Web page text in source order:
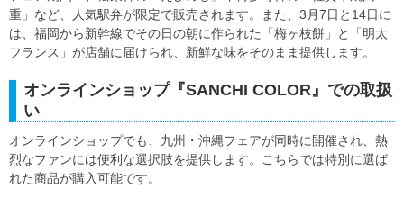
重」など、人気駅弁が限定で販売されます。また、3月7日と14日に
は、福岡から新幹線でその日の朝に作られた「梅ヶ枝餅」と「明太
フランス」が店舗に届けられ、新鮮な味をそのまま提供します。
オンラインショップ『SANCHI COLOR』での取扱
い
オンラインショップでも、九州・沖縄フェアが同時に開催され、熱
烈なファンには便利な選択肢を提供します。こちらでは特別に選ば
れた商品が購入可能です。